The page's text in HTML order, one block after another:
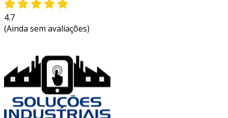
4.7
(Ainda sem avaliações)